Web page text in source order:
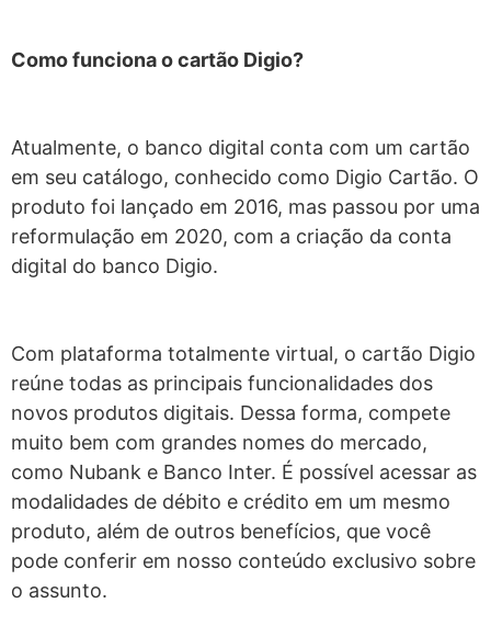
Como funciona o cartão Digio?
Atualmente, o banco digital conta com um cartão
em seu catálogo, conhecido como Digio Cartão. O
produto foi lançado em 2016, mas passou por uma
reformulação em 2020, com a criação da conta
digital do banco Digio.
Com plataforma totalmente virtual, o cartão Digio
reúne todas as principais funcionalidades dos
novos produtos digitais. Dessa forma, compete
muito bem com grandes nomes do mercado,
como Nubank e Banco Inter. É possível acessar as
modalidades de débito e crédito em um mesmo
produto, além de outros benefícios, que você
pode conferir em nosso conteúdo exclusivo sobre
o assunto.